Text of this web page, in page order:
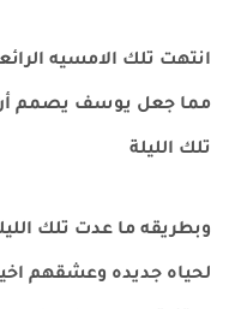
انتهت تلك الامسيه
مما جعل يوسف يصمم أن
تلك الليلة
وبطريقه ما عدت تلك
لحياه جديده وعشقهم